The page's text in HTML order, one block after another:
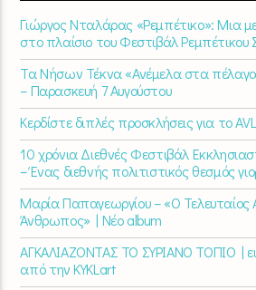
Γιώργος Νταλάρας «Ρεμπέτικο»: Μια
στο πλαίσιο του Φεστιβάλ Ρεμπέτικου
Τα Νήσων Τέκνα «Ανέμελα στα
– Παρασκευή 7 Αυγούστου
Κερδίστε διπλές προσκλήσεις για το
10 χρόνια Διεθνές Φεστιβάλ
– Ένας διεθνής πολιτιστικός θεσμός
Μαρία Παπαγεωργίου – «Ο Τελευταίος
Άνθρωπος» | Νέο album
ΑΓΚΑΛΙΑΖΟΝΤΑΣ ΤΟ ΣΥΡΙΑΝΟ ΤΟΠΙΟ |
από την KYKLart